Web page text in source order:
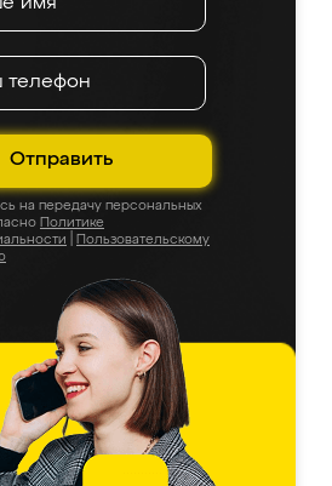
Отправить
на передачу персональных
Политике
Пользовательскому